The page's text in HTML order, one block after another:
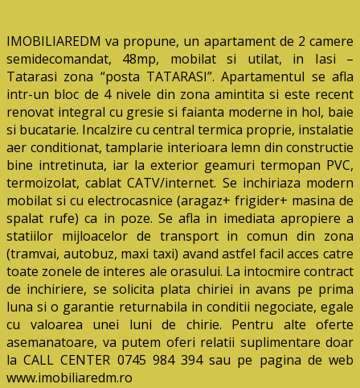
IMOBILIAREDM va propune, un apartament de 2 camere
semidecomandat, 48mp, mobilat si utilat, in Iasi –
Tatarasi zona “posta TATARASI”. Apartamentul se afla
intr-un bloc de 4 nivele din zona amintita si este recent
renovat integral cu gresie si faianta moderne in hol, baie
si bucatarie. Incalzire cu central termica proprie, instalatie
aer conditionat, tamplarie interioara lemn din constructie
bine intretinuta, iar la exterior geamuri termopan PVC,
termoizolat, cablat CATV/internet. Se inchiriaza modern
mobilat si cu electrocasnice (aragaz+ frigider+ masina de
spalat rufe) ca in poze. Se afla in imediata apropiere a
statiilor mijloacelor de transport in comun din zona
(tramvai, autobuz, maxi taxi) avand astfel facil acces catre
toate zonele de interes ale orasului. La intocmire contract
de inchiriere, se solicita plata chiriei in avans pe prima
luna si o garantie returnabila in conditii negociate, egale
cu valoarea unei luni de chirie. Pentru alte oferte
asemanatoare, va putem oferi relatii suplimentare doar
la CALL CENTER 0745 984 394 sau pe pagina de web
www.imobiliaredm.ro